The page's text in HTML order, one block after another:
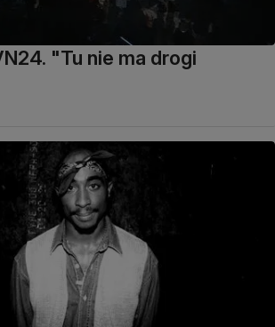
"Tu nie ma drogi